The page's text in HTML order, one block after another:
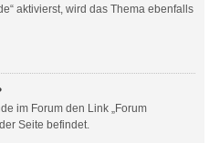
aktivierst, wird das Thema ebenfalls
im Forum den Link „Forum
Seite befindet.